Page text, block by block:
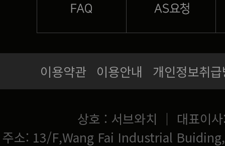
이용약관 이용안내 개인정보취
상호 : 서브와치 ｜ 대표이